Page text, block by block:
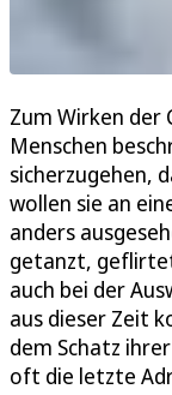
Zum Wirken der
Menschen
sicherzugehen,
wollen sie an
anders
getanzt,
auch bei der
aus dieser Zeit
dem Schatz
oft die letzte